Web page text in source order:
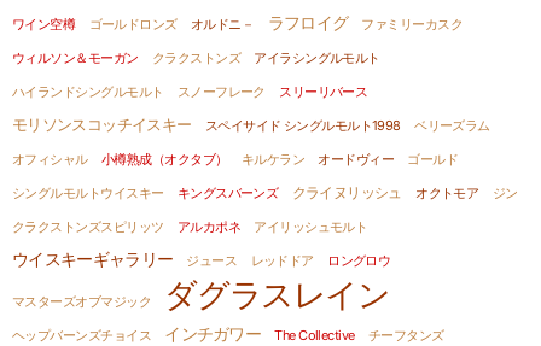
ワイン空樽 ゴールドロンズ オルドニ－ ラフロイグ
ファミリーカスク
ウィルソン＆モーガン
クラクストンズ
アイラシングルモルト
ハイランドシングルモルト
スノーフレーク スリーリバース
モリソンスコッチイスキー スペイサイド シングルモルト1998
ベリーズラム
オフィシャル
小樽熟成（オクタブ） キルケラン オードヴィー
ゴールド
シングルモルトウイスキー
キングスバーンズ クライヌリッシュ オクトモア
ジン
クラクストンズスピリッツ
アルカポネ アイリッシュモルト
ウイスキーギャラリー ジュース レッドドア ロングロウ
マスターズオブマジック ダグラスレイン
ヘップバーンズチョイス インチガワー The Collective
チーフタンズ